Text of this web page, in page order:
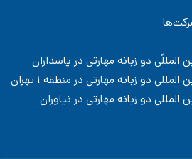
دو زبانه مهارتی در پاسداران
دو زبانه مهارتی در منطقه ۱ تهران
دو زبانه مهارتی در نیاوران